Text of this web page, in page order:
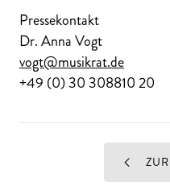
Pressekontakt
Dr. Anna Vogt
vogt@musikrat.de
+49 (0) 30 308810 20